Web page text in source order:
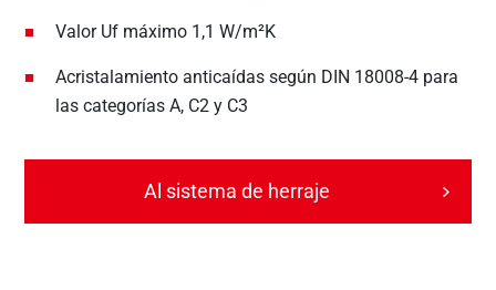
Valor Uf máximo 1,1 W/m²K
Acristalamiento anticaídas según DIN 18008-4 para
las categorías A, C2 y C3
Al sistema de herraje